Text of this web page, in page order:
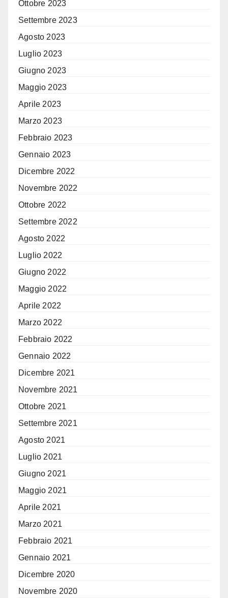
Ottobre 2023
Settembre 2023
Agosto 2023
Luglio 2023
Giugno 2023
Maggio 2023
Aprile 2023
Marzo 2023
Febbraio 2023
Gennaio 2023
Dicembre 2022
Novembre 2022
Ottobre 2022
Settembre 2022
Agosto 2022
Luglio 2022
Giugno 2022
Maggio 2022
Aprile 2022
Marzo 2022
Febbraio 2022
Gennaio 2022
Dicembre 2021
Novembre 2021
Ottobre 2021
Settembre 2021
Agosto 2021
Luglio 2021
Giugno 2021
Maggio 2021
Aprile 2021
Marzo 2021
Febbraio 2021
Gennaio 2021
Dicembre 2020
Novembre 2020